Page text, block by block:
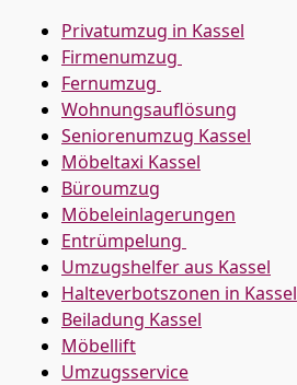
Privatumzug in Kassel
Firmenumzug
Fernumzug
Wohnungsauflösung
Seniorenumzug Kassel
Möbeltaxi Kassel
Büroumzug
Möbeleinlagerungen
Entrümpelung
Umzugshelfer aus Kassel
Halteverbotszonen in Kassel
Beiladung Kassel
Möbellift
Umzugsservice